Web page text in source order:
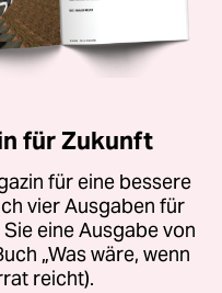
für Zukunft
für eine bessere
vier Ausgaben für
eine Ausgabe von
„Was wäre, wenn
reicht).